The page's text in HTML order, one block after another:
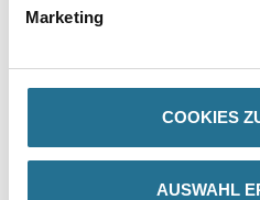
Marketing
COOKIES
AUSWAHL
NMC Adefix Kleber 310ml
Kleber/Spachtelmasse
3002-000812
Bitte einloggen, um Preise zu